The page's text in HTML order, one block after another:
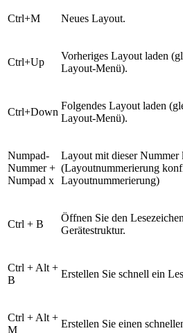
Ctrl+M Neues Layout.
Ctrl+Up
Vorheriges Layout laden
Layout-Menü).
Ctrl+Down
Folgendes Layout laden
Layout-Menü).
Numpad-
Nummer +
Numpad x
Layout mit dieser Nummer
(Layoutnummerierung
Layoutnummerierung)
Ctrl + B
Öffnen Sie den
Gerätestruktur.
Ctrl + Alt +
B
Erstellen Sie schnell ein
Ctrl + Alt +
M
Erstellen Sie einen